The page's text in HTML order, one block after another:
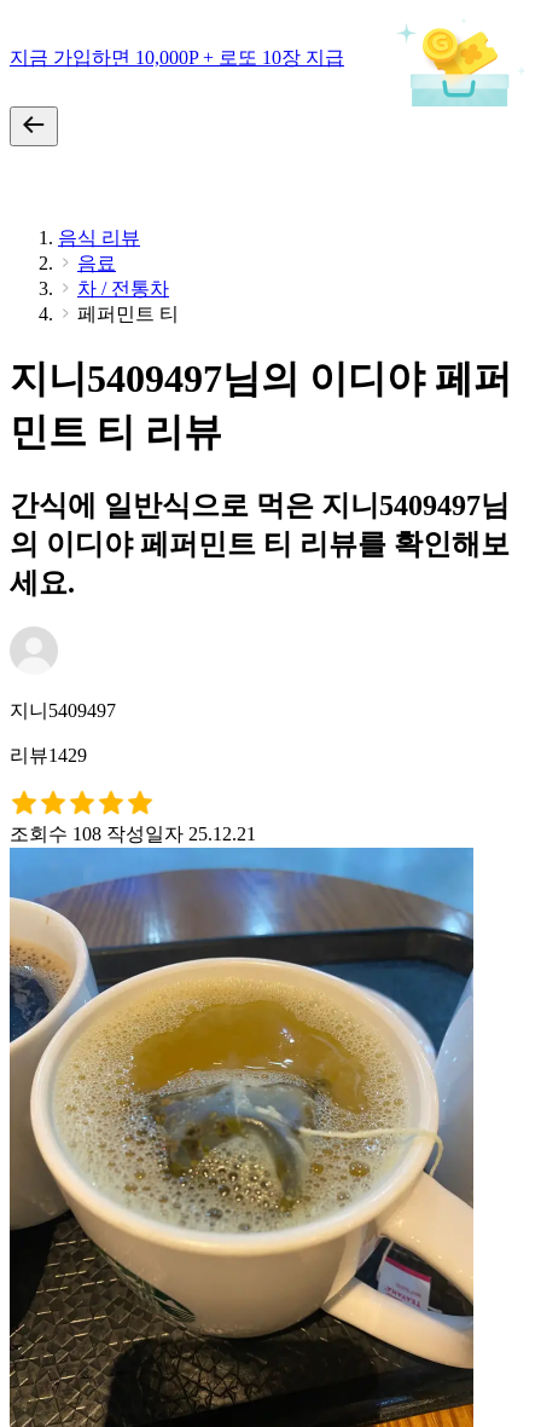
지금 가입하면 10,000P + 로또 10장 지급
음식 리뷰
음료
차 / 전통차
페퍼민트 티
지니5409497님의 이디야 페퍼
민트 티 리뷰
간식에 일반식으로 먹은 지니5409497님
의 이디야 페퍼민트 티 리뷰를 확인해보
세요.
지니5409497
리뷰1429
조회수 108 작성일자 25.12.21